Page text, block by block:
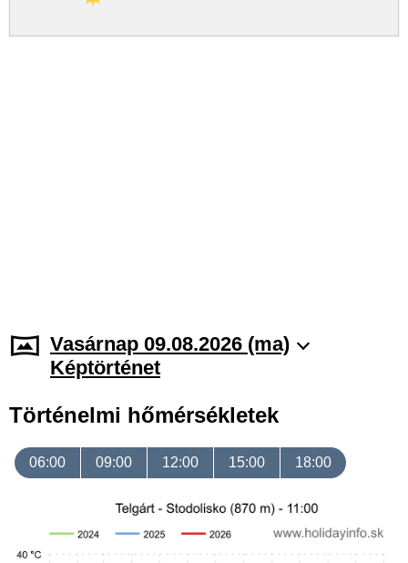
Vasárnap 09.08.2026 (ma)
Képtörténet
Történelmi hőmérsékletek
06:00 09:00 12:00 15:00 18:00